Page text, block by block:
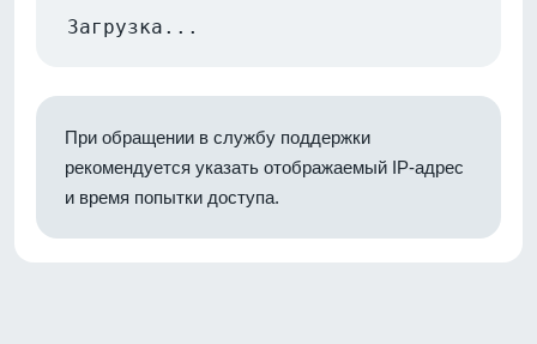
Загрузка...
При обращении в службу поддержки
рекомендуется указать отображаемый IP-адрес
и время попытки доступа.